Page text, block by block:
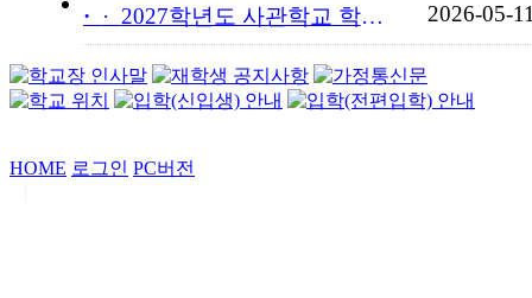
· 2027학년도 사관학교 학교장... 2026-05-
HOME 로그인 PC버전